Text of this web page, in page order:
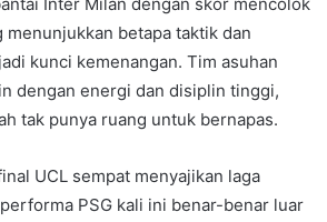
Inter Milan dengan skor mencolok
menunjukkan betapa taktik dan
kunci kemenangan. Tim asuhan
dengan energi dan disiplin tinggi,
tak punya ruang untuk bernapas.
UCL sempat menyajikan laga
PSG kali ini benar-benar luar